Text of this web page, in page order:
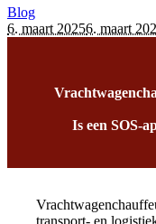
Blog
6. maart 20256. maart
Is een SOS-
transport- en